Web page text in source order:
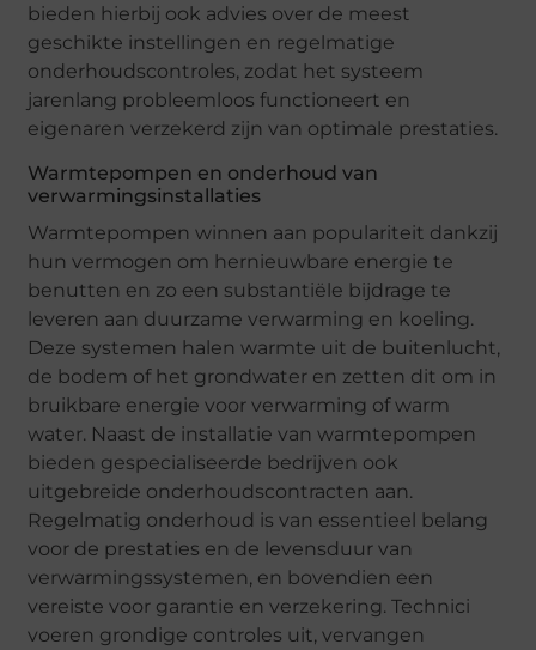
bieden hierbij ook advies over de meest
geschikte instellingen en regelmatige
onderhoudscontroles, zodat het systeem
jarenlang probleemloos functioneert en
eigenaren verzekerd zijn van optimale prestaties.
Warmtepompen en onderhoud van
verwarmingsinstallaties
Warmtepompen winnen aan populariteit dankzij
hun vermogen om hernieuwbare energie te
benutten en zo een substantiële bijdrage te
leveren aan duurzame verwarming en koeling.
Deze systemen halen warmte uit de buitenlucht,
de bodem of het grondwater en zetten dit om in
bruikbare energie voor verwarming of warm
water. Naast de installatie van warmtepompen
bieden gespecialiseerde bedrijven ook
uitgebreide onderhoudscontracten aan.
Regelmatig onderhoud is van essentieel belang
voor de prestaties en de levensduur van
verwarmingssystemen, en bovendien een
vereiste voor garantie en verzekering. Technici
voeren grondige controles uit, vervangen